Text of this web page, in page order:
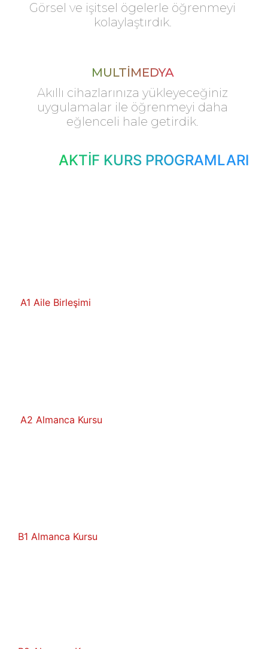
Görsel ve işitsel ögelerle öğrenmeyi
kolaylaştırdık.
MULTİMEDYA
Akıllı cihazlarınıza yükleyeceğiniz
uygulamalar ile öğrenmeyi daha
eğlenceli hale getirdik.
AKTİF KURS PROGRAMLARI
A1 Aile Birleşimi
A2 Almanca Kursu
B1 Almanca Kursu